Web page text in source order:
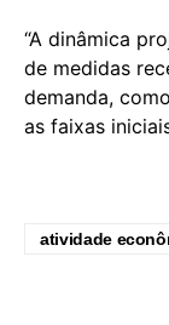
“A dinâmica
de medidas
demanda,
as faixas
atividade